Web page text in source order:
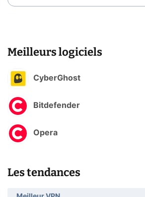
Meilleurs logiciels
CyberGhost
Bitdefender
Opera
Les tendances